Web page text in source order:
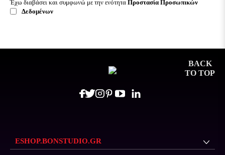
Έχω διαβάσει και συμφωνώ με την ενότητα Προστασία Προσωπικών
Δεδομένων
BACK
TO TOP
ESHOP.BONSTUDIO.GR